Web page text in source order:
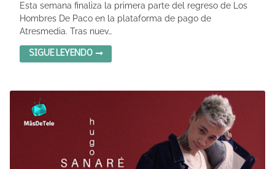
Esta semana finaliza la primera parte del regreso de Los
Hombres De Paco en la plataforma de pago de
Atresmedia. Tras nuev…
SIGUE LEYENDO